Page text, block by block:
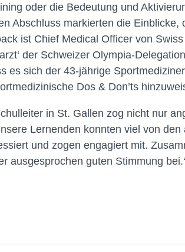
oder die Bedeutung und
Abschluss markierten die
ist Chief Medical Officer von
der Schweizer Olympia-
es sich der 43-jährige
Dos & Don’ts
in St. Gallen zog nicht nur
Lernenden konnten viel von
und zogen engagiert mit.
ausgesprochen guten Stimmung bei.‘